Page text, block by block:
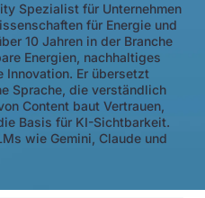
Spezialist für Unternehmen
für Energie und
10 Jahren in der Branche
Energien, nachhaltiges
Innovation. Er übersetzt
Sprache, die verständlich
Content baut Vertrauen,
Basis für KI-Sichtbarkeit.
wie Gemini, Claude und